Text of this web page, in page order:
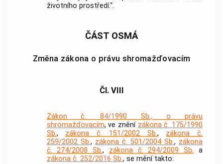
životního prostředí.“.
ČÁST OSMÁ
Změna zákona o právu shromažďovacím
Čl. VIII
Zákon č. 84/1990 Sb., o právu
shromažďovacím, ve znění zákona č. 175/1990
Sb., zákona č. 151/2002 Sb., zákona č.
259/2002 Sb., zákona č. 501/2004 Sb., zákona
č. 274/2008 Sb., zákona č. 294/2009 Sb. a
zákona č. 252/2016 Sb., se mění takto: